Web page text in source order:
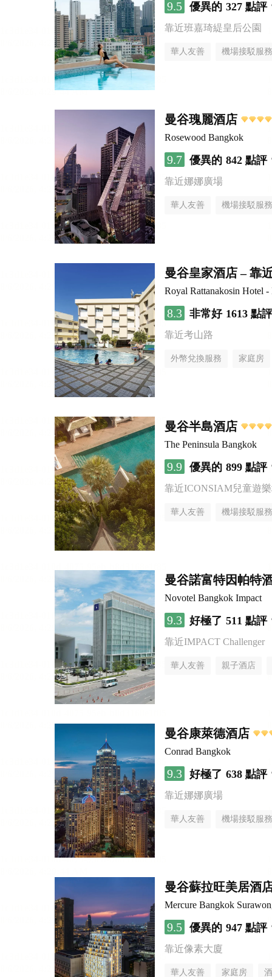
9.5 優異的 327 點評
靠近班嘉琦緹皇后公園
華人友善 機場接駁服務
曼谷瑰麗酒店
Rosewood Bangkok
9.7 優異的 842 點評
靠近娜娜廣場
華人友善 機場接駁服務
曼谷皇家酒店 – 靠
Royal Rattanakosin Hotel
8.3 非常好 1613 點評
靠近考山路
外幣兌換服務 家庭房
曼谷半島酒店
The Peninsula Bangkok
9.9 優異的 899 點評
靠近ICONSIAM兒童遊
華人友善 機場接駁服務
曼谷諾富特因帕特
Novotel Bangkok Impact
9.3 好極了 511 點評
靠近IMPACT Challenger
華人友善 親子酒店
曼谷康萊德酒店
Conrad Bangkok
9.3 好極了 638 點評
靠近娜娜廣場
華人友善 機場接駁服務
曼谷蘇拉旺美居酒
Mercure Bangkok
9.5 優異的 947 點評
靠近像素大廈
華人友善 家庭房